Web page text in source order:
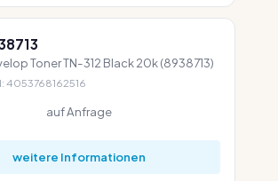
Toner TN-312 Black 20k (8938713)
4053768162516
auf Anfrage
weitere Informationen